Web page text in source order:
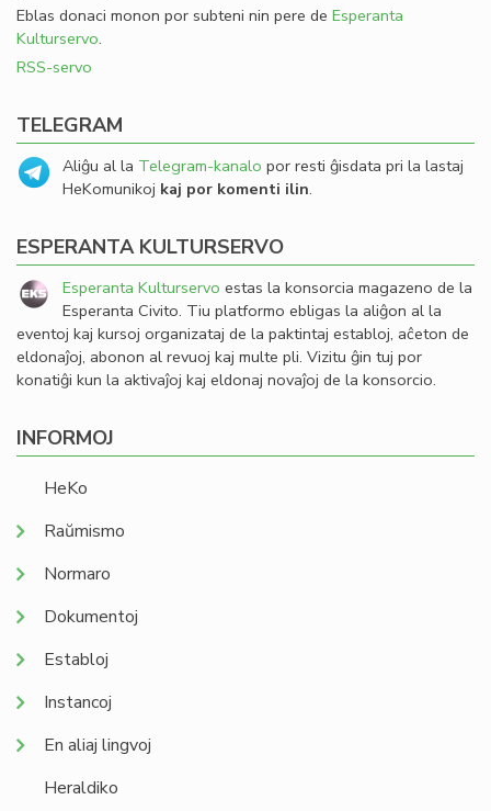
Eblas donaci monon por subteni nin pere de Esperanta
Kulturservo.
RSS-servo
TELEGRAM
Aliĝu al la Telegram-kanalo por resti ĝisdata pri la lastaj
HeKomunikoj kaj por komenti ilin.
ESPERANTA KULTURSERVO
Esperanta Kulturservo estas la konsorcia magazeno de la
Esperanta Civito. Tiu platformo ebligas la aliĝon al la
eventoj kaj kursoj organizataj de la paktintaj establoj, aĉeton de
eldonaĵoj, abonon al revuoj kaj multe pli. Vizitu ĝin tuj por
konatiĝi kun la aktivaĵoj kaj eldonaj novaĵoj de la konsorcio.
INFORMOJ
HeKo
Raŭmismo
Normaro
Dokumentoj
Establoj
Instancoj
En aliaj lingvoj
Heraldiko